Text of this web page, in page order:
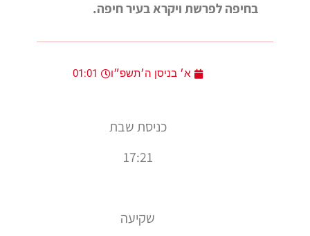
בחיפה לפרשת ויקרא בעיר חיפה.
א׳ בניסן ה׳תשפ״ו 01:01
כניסת שבת
17:21
שקיעה